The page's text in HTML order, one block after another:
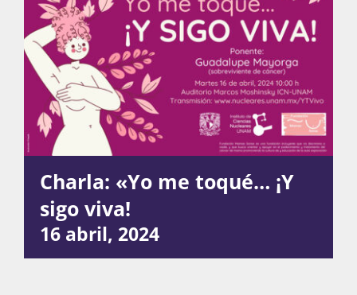
La Boletina
Blog
Recursos
Charla: «Yo me toqué… ¡Y
sigo viva!
16 abril, 2024